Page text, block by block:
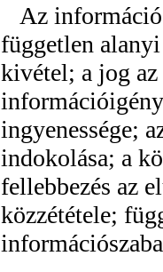
Az
független
kivétel; a jog az
ingyenessége;
indokolása; a
fellebbezés az
közzététele;